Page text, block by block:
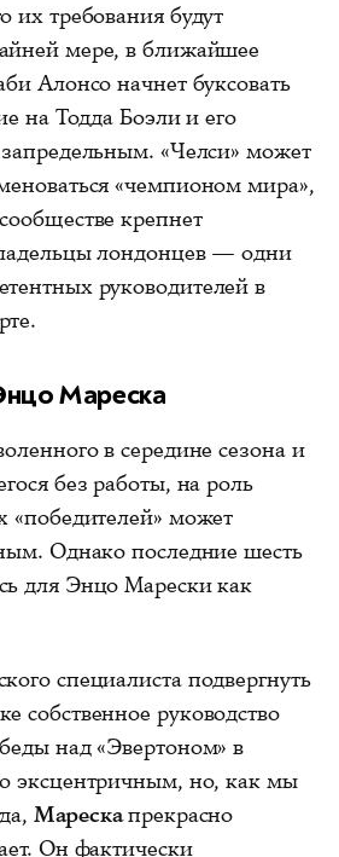
их требования будут
мере, в ближайшее
Алонсо начнет буксовать
на Тодда Боэли и его
запредельным. «Челси» может
«чемпионом мира»,
крепнет
лондонцев — одни
руководителей в
Мареска
в середине сезона и
без работы, на роль
«победителей» может
Однако последние шесть
для Энцо Марески как
специалиста подвергнуть
собственное руководство
над «Эвертоном» в
эксцентричным, но, как мы
Марескапрекрасно
Он фактически